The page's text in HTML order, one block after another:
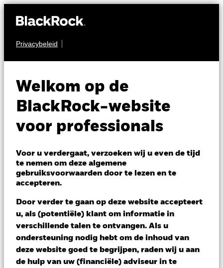
Privacybeleid
Welkom op de
BlackRock-website
voor professionals
Voor u verdergaat, verzoeken wij u even de tijd
te nemen om deze algemene
gebruiksvoorwaarden door te lezen en te
accepteren.
Door verder te gaan op deze website accepteert
u, als (potentiële) klant om informatie in
verschillende talen te ontvangen. Als u
ondersteuning nodig hebt om de inhoud van
deze website goed te begrijpen, raden wij u aan
de hulp van uw (financiële) adviseur in te
OBLIGATIES
Global Opportunities
Fund
USD 10,38
Variatie 52wk: 10,33 - 10,66
Verandering NAV 1 dag per 06/aug/2026
USD 0,00 (0,00%)
Morningstar Rating